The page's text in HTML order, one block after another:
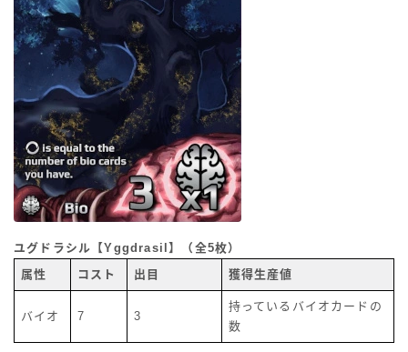
ユグドラシル【Yggdrasil】（全5枚）
属性
コスト 出目 獲得生産値
バイオ 7 3
持っているバイオカードの
数